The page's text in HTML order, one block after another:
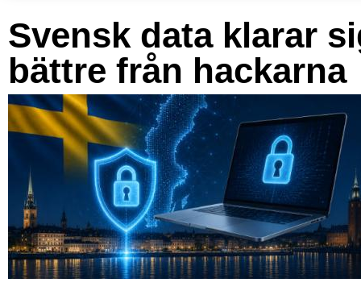
Svensk data klarar
bättre från hackarna